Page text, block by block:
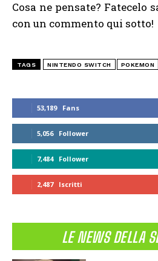
53,189 Fans
5,056 Follower
7,484 Follower
2,487 Iscritti
LE NEWS DELLA
Cosa ne pensate? Fatecelo
con un commento qui sotto!
TAGS NINTENDO SWITCH POKEMON